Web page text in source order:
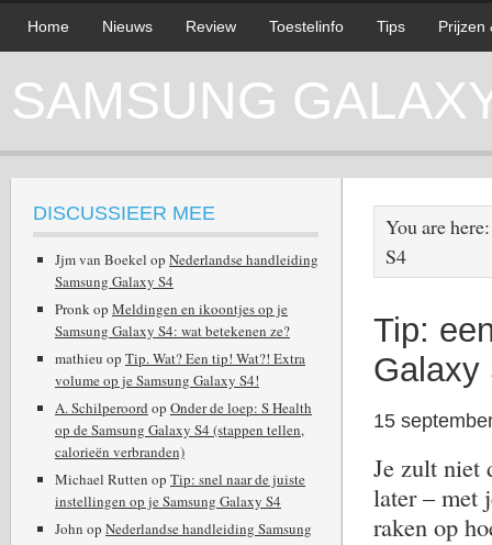
Home Nieuws Review Toestelinfo Tips Prijzen
SAMSUNG
You are
S4
Tip:
Galaxy
15
Je zult niet
later – met
raken op
DISCUSSIEER MEE
Jjm van Boekel op Nederlandse handleiding
Samsung Galaxy S4
Pronkop Meldingen en ikoontjes op je
Samsung Galaxy S4: wat betekenen ze?
mathieu op Tip. Wat? Een tip! Wat?! Extra
volume op je Samsung Galaxy S4!
A. Schilperoord op Onder de loep: S Health
op de Samsung Galaxy S4 (stappen tellen,
calorieën verbranden)
Michael Rutten op Tip: snel naar de juiste
instellingen op je Samsung Galaxy S4
John op Nederlandse handleiding Samsung